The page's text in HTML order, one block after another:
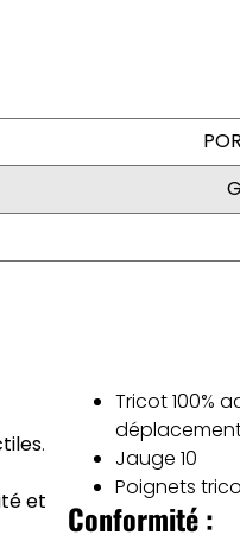
.
et
Tricot 100%
Jauge 10
Poignets
Conformité :